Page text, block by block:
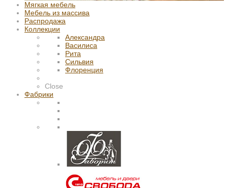
Мягкая мебель
Мебель из массива
Распродажа
Коллекции
Александра
Василиса
Рита
Сильвия
Флоренция
Close
Фабрики